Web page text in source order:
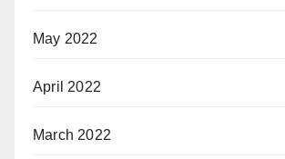
May 2022
April 2022
March 2022